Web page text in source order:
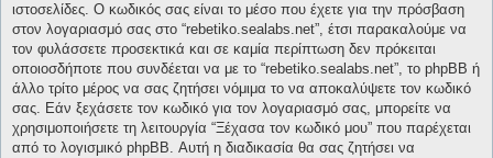
ιστοσελίδες. Ο κωδικός σας είναι το μέσο που έχετε για την πρόσβαση
στον λογαριασμό σας στο “rebetiko.sealabs.net”, έτσι παρακαλούμε να
τον φυλάσσετε προσεκτικά και σε καμία περίπτωση δεν πρόκειται
οποιοσδήποτε που συνδέεται να με το “rebetiko.sealabs.net”, το phpBB ή
άλλο τρίτο μέρος να σας ζητήσει νόμιμα το να αποκαλύψετε τον κωδικό
σας. Εάν ξεχάσετε τον κωδικό για τον λογαριασμό σας, μπορείτε να
χρησιμοποιήσετε τη λειτουργία “Ξέχασα τον κωδικό μου” που παρέχεται
από το λογισμικό phpBB. Αυτή η διαδικασία θα σας ζητήσει να